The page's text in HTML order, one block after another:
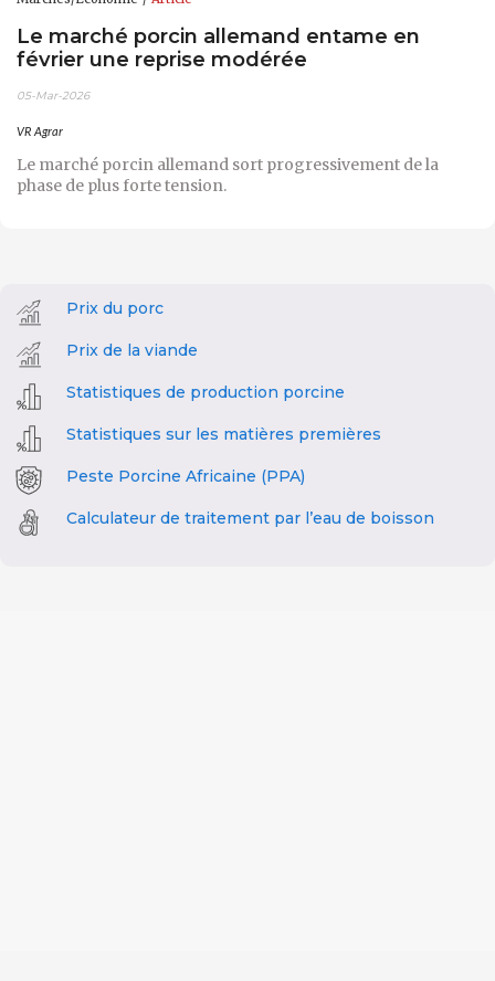
Le marché porcin allemand entame en
février une reprise modérée
05-Mar-2026
VR Agrar
Le marché porcin allemand sort progressivement de la
phase de plus forte tension.
Prix du porc
Prix de la viande
Statistiques de production porcine
Statistiques sur les matières premières
Peste Porcine Africaine (PPA)
Calculateur de traitement par l’eau de boisson